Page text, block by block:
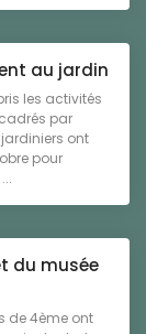
au jardin
les activités
par
jardiniers ont
pour
du musée
de 4ème ont